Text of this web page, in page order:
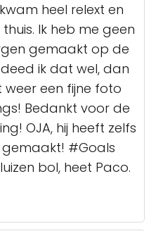
heel relext en
Ik heb me geen
gemaakt op de
ik dat wel, dan
weer een fijne foto
Bedankt voor de
OJA, hij heeft zelfs
gemaakt! #Goals
bol, heet Paco.